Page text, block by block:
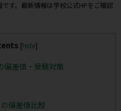
す。最新情報は学校公式HPをご確認
[hide]
偏差値・受験対策
偏差値比較